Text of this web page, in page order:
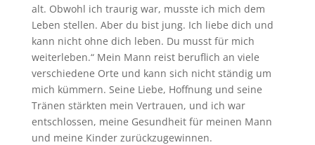
alt. Obwohl ich traurig war, musste ich mich dem
Leben stellen. Aber du bist jung. Ich liebe dich und
kann nicht ohne dich leben. Du musst für mich
weiterleben.“ Mein Mann reist beruflich an viele
verschiedene Orte und kann sich nicht ständig um
mich kümmern. Seine Liebe, Hoffnung und seine
Tränen stärkten mein Vertrauen, und ich war
entschlossen, meine Gesundheit für meinen Mann
und meine Kinder zurückzugewinnen.